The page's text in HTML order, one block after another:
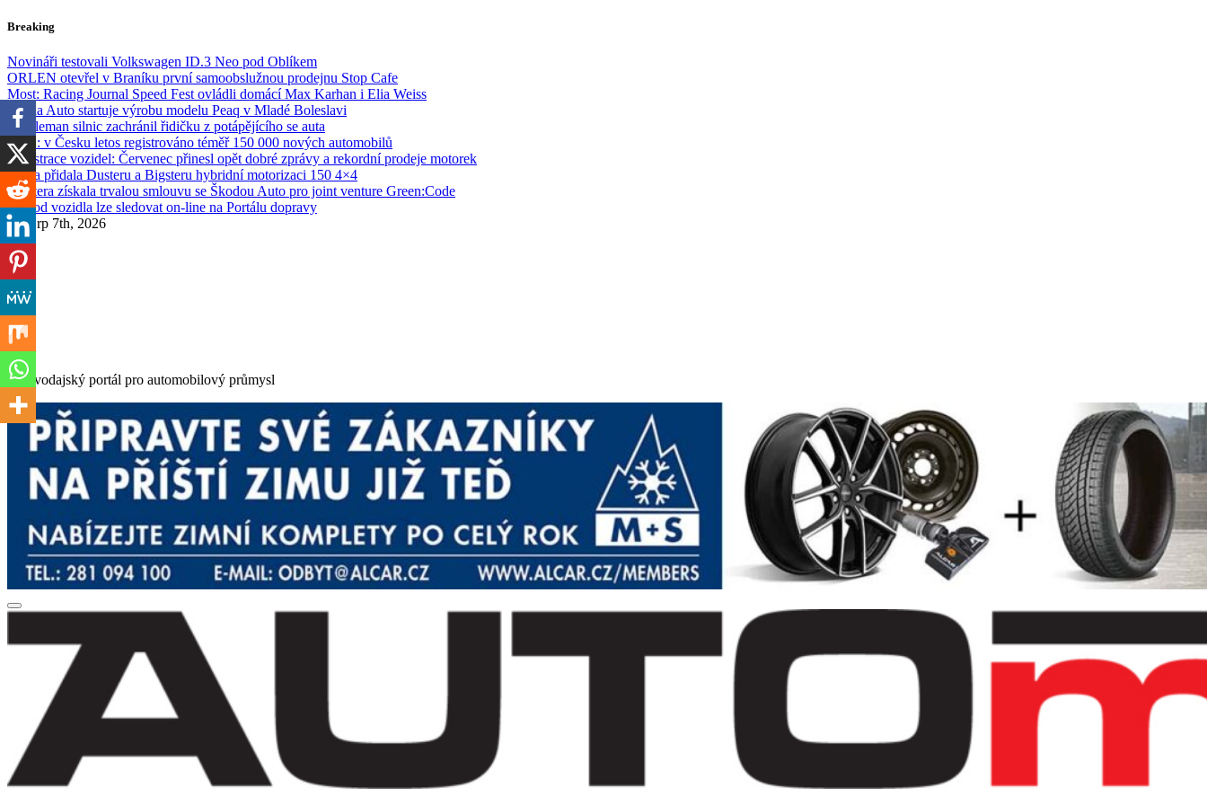
Skip
content
Breaking
Novináři testovali Volkswagen ID.3 Neo pod Oblíkem
ORLEN otevřel v Braníku první samoobslužnou prodejnu Stop Cafe
Most: Racing Journal Speed Fest ovládli domácí Max Karhan i Elia Weiss
Škoda Auto startuje výrobu modelu Peaq v Mladé Boleslavi
Gentleman silnic zachránil řidičku z potápějícího se auta
SDA: v Česku letos registrováno téměř 150 000 nových automobilů
Registrace vozidel: Červenec přinesl opět dobré zprávy a rekordní prodeje motorek
Dacia přidala Dusteru a Bigsteru hybridní motorizaci 150 4×4
Etnetera získala trvalou smlouvu se Škodou Auto pro joint venture Green:Code
Převod vozidla lze sledovat on-line na Portálu dopravy
Pá. Srp 7th, 2026
Zpravodajský portál pro automobilový průmysl